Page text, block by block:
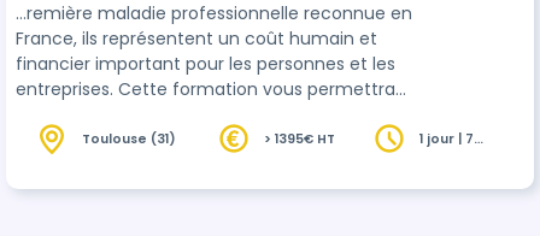
…remière maladie professionnelle reconnue en
France, ils représentent un coût humain et
financier important pour les personnes et les
entreprises. Cette formation vous permettra
démarche incontournable pour laprévention
Toulouse (31) > 1395€ HT
1 jour | 7